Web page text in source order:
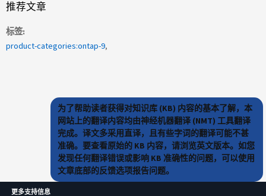
推荐文章
标签
product-categories:ontap-9
为了帮助读者获得对知识库 (KB) 内容的基本了解，本
网站上的翻译内容均由神经机器翻译 (NMT) 工具翻译
完成。译文多采用直译，且有些字词的翻译可能不甚
准确。要查看原始的 KB 内容，请浏览英文版本。如您
发现任何翻译错误或影响 KB 准确性的问题，可以使用
文章底部的反馈选项报告问题。
更多支持信息